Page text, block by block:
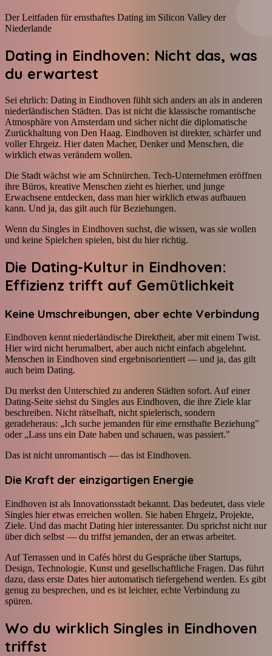
Der Leitfaden für ernsthaftes Dating im Silicon Valley der
Niederlande
Dating in Eindhoven: Nicht das, was
du erwartest
Sei ehrlich: Dating in Eindhoven fühlt sich anders an als in anderen
niederländischen Städten. Das ist nicht die klassische romantische
Atmosphäre von Amsterdam und sicher nicht die diplomatische
Zurückhaltung von Den Haag. Eindhoven ist direkter, schärfer und
voller Ehrgeiz. Hier daten Macher, Denker und Menschen, die
wirklich etwas verändern wollen.
Die Stadt wächst wie am Schnürchen. Tech-Unternehmen eröffnen
ihre Büros, kreative Menschen zieht es hierher, und junge
Erwachsene entdecken, dass man hier wirklich etwas aufbauen
kann. Und ja, das gilt auch für Beziehungen.
Wenn du Singles in Eindhoven suchst, die wissen, was sie wollen
und keine Spielchen spielen, bist du hier richtig.
Die Dating-Kultur in Eindhoven:
Effizienz trifft auf Gemütlichkeit
Keine Umschreibungen, aber echte Verbindung
Eindhoven kennt niederländische Direktheit, aber mit einem Twist.
Hier wird nicht herumalbert, aber auch nicht einfach abgelehnt.
Menschen in Eindhoven sind ergebnisorientiert — und ja, das gilt
auch beim Dating.
Du merkst den Unterschied zu anderen Städten sofort. Auf einer
Dating-Seite siehst du Singles aus Eindhoven, die ihre Ziele klar
beschreiben. Nicht rätselhaft, nicht spielerisch, sondern
geradeheraus: „Ich suche jemanden für eine ernsthafte Beziehung"
oder „Lass uns ein Date haben und schauen, was passiert."
Das ist nicht unromantisch — das ist Eindhoven.
Die Kraft der einzigartigen Energie
Eindhoven ist als Innovationsstadt bekannt. Das bedeutet, dass viele
Singles hier etwas erreichen wollen. Sie haben Ehrgeiz, Projekte,
Ziele. Und das macht Dating hier interessanter. Du sprichst nicht nur
über dich selbst — du triffst jemanden, der an etwas arbeitet.
Auf Terrassen und in Cafés hörst du Gespräche über Startups,
Design, Technologie, Kunst und gesellschaftliche Fragen. Das führt
dazu, dass erste Dates hier automatisch tiefergehend werden. Es gibt
genug zu besprechen, und es ist leichter, echte Verbindung zu
spüren.
Wo du wirklich Singles in Eindhoven
triffst